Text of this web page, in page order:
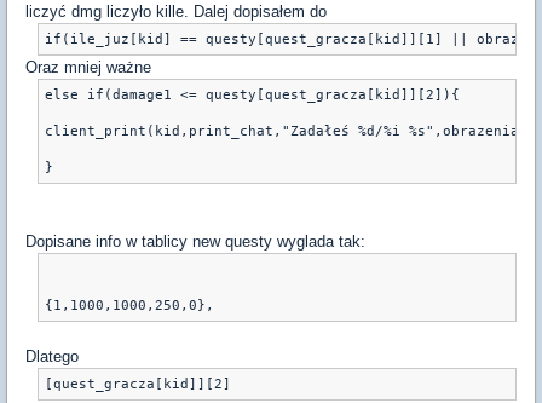
liczyć dmg liczyło kille. Dalej dopisałem do
Oraz mniej ważne
else if(damage1 <= questy[quest_gracza[kid]][2]){
client_print(kid,print_chat,"Zadałeś %d/%i
Dopisane info w tablicy new questy wyglada tak:
Dlatego